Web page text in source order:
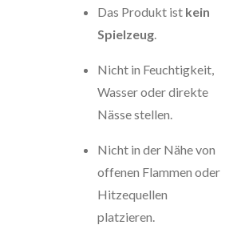
Das Produkt ist kein
Spielzeug
Nicht in Feuchtigkeit,
Wasser oder direkte
Nässe stellen.
Nicht in der Nähe von
offenen Flammen oder
Hitzequellen
platzieren.